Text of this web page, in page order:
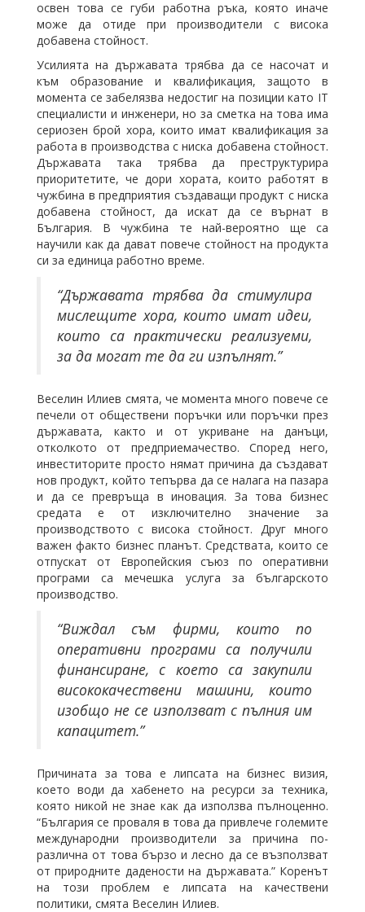
освен това се губи работна ръка, която иначе
може да отиде при производители с висока
добавена стойност.
Усилията на държавата трябва да се насочат и
към образование и квалификация, защото в
момента се забелязва недостиг на позиции като IT
специалисти и инженери, но за сметка на това има
сериозен брой хора, които имат квалификация за
работа в производства с ниска добавена стойност.
Държавата така трябва да преструктурира
приоритетите, че дори хората, които работят в
чужбина в предприятия създаващи продукт с ниска
добавена стойност, да искат да се върнат в
България. В чужбина те най-вероятно ще са
научили как да дават повече стойност на продукта
си за единица работно време.
“Държавата трябва да стимулира
мислещите хора, които имат идеи,
които са практически реализуеми,
за да могат те да ги изпълнят.”
Веселин Илиев смята, че момента много повече се
печели от обществени поръчки или поръчки през
държавата, както и от укриване на данъци,
отколкото от предприемачество. Според него,
инвеститорите просто нямат причина да създават
нов продукт, който тепърва да се налага на пазара
и да се превръща в иновация. За това бизнес
средата е от изключително значение за
производството с висока стойност. Друг много
важен факто бизнес планът. Средствата, които се
отпускат от Европейския съюз по оперативни
програми са мечешка услуга за българското
производство.
“Виждал съм фирми, които по
оперативни програми са получили
финансиране, с което са закупили
висококачествени машини, които
изобщо не се използват с пълния им
капацитет.”
Причината за това е липсата на бизнес визия,
което води да хабенето на ресурси за техника,
която никой не знае как да използва пълноценно.
“България се проваля в това да привлече големите
международни производители за причина по-
различна от това бързо и лесно да се възползват
от природните дадености на държавата.” Коренът
на този проблем е липсата на качествени
политики, смята Веселин Илиев.